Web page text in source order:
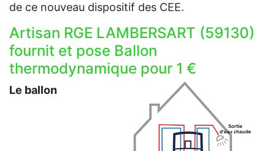
de ce nouveau dispositif des CEE.
Artisan RGE LAMBERSART (59130)
fournit et pose Ballon
thermodynamique pour 1 €
Le ballon